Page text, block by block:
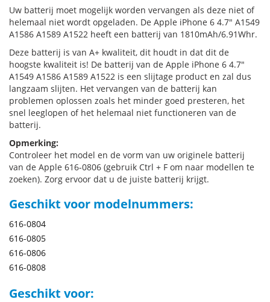
Uw batterij moet mogelijk worden vervangen als deze niet of
helemaal niet wordt opgeladen. De Apple iPhone 6 4.7" A1549
A1586 A1589 A1522 heeft een batterij van 1810mAh/6.91Whr.
Deze batterij is van A+ kwaliteit, dit houdt in dat dit de
hoogste kwaliteit is! De batterij van de Apple iPhone 6 4.7"
A1549 A1586 A1589 A1522 is een slijtage product en zal dus
langzaam slijten. Het vervangen van de batterij kan
problemen oplossen zoals het minder goed presteren, het
snel leeglopen of het helemaal niet functioneren van de
batterij.
Opmerking:
Controleer het model en de vorm van uw originele batterij
van de Apple 616-0806 (gebruik Ctrl + F om naar modellen te
zoeken). Zorg ervoor dat u de juiste batterij krijgt.
Geschikt voor modelnummers:
616-0804
616-0805
616-0806
616-0808
Geschikt voor: